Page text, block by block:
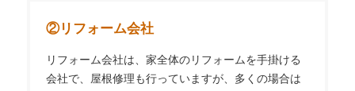
②リフォーム会社
リフォーム会社は、家全体のリフォームを手掛ける
会社で、屋根修理も行っていますが、多くの場合は